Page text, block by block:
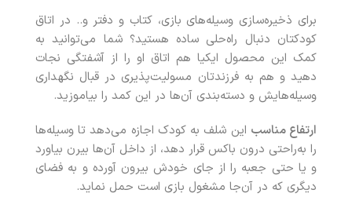
برای ذخیره‌سازی وسیله‌های بازی، کتاب و دفتر و.. در اتاق
کودکتان دنبال راه‌حلی ساده هستید؟ شما می‌توانید به
کمک این محصول ایکیا هم اتاق او را از آشفتگی نجات
دهید و هم به فرزندتان مسولیت‌پذیری در قبال نگهداری
وسیله‌هایش و دسته‌بندی آن‌ها در این کمد را بیاموزید.
ارتفاع مناسب این شلف به کودک اجازه می‌دهد تا وسیله‌ها
را به‌راحتی درون باکس قرار دهد، از داخل آن‌ها بیرن بیاورد
و یا حتی جعبه‌ را از جای خودش بیرون آورده و به فضای
دیگری که در آن‌جا مشغول بازی است حمل نماید.